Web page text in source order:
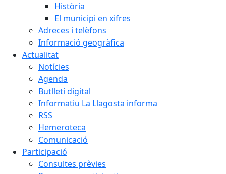
Història
El municipi en xifres
Adreces i telèfons
Informació geogràfica
Actualitat
Notícies
Agenda
Butlletí digital
Informatiu La Llagosta informa
RSS
Hemeroteca
Comunicació
Participació
Consultes prèvies